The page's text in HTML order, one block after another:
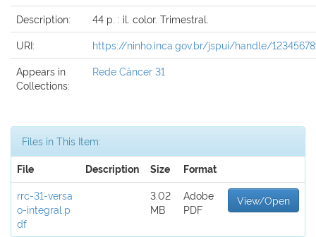
Description:
44 p. : il. color. Trimestral.
URI:
https://ninho.inca.gov.br/jspui/handle/
Appears in
Collections:
Rede Câncer 31
Files in This Item:
File Description Size Format
rrc-31-versa
o-integral.p
df
3.02
MB
Adobe
PDF
View/Open